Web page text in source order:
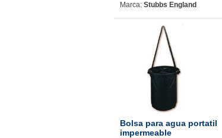
Marca: Stubbs England
Bolsa para agua portatil
impermeable